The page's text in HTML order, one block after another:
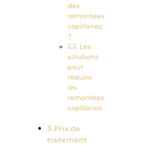
des
remontées
capillaires
?
Les
solutions
pour
réduire
les
remontées
capillaires
Prix de
traitement